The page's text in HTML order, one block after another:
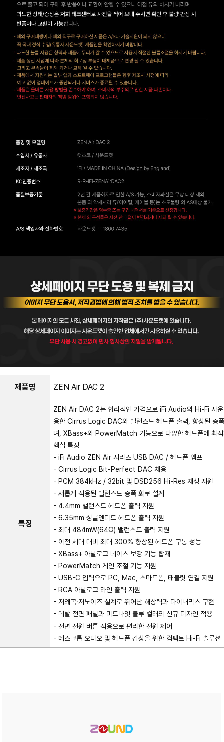
제품명 ZEN Air DAC 2
특징
ZEN Air DAC 2는 합리적인 가격으로 iFi Audio의 Hi-Fi 사
용한 Cirrus Logic DAC와 밸런스드 헤드폰 출력, 향상된 증
며, XBass+와 PowerMatch 기능으로 다양한 헤드폰에 최적
핵심 특징
- iFi Audio ZEN Air 시리즈 USB DAC / 헤드폰 앰프
- Cirrus Logic Bit-Perfect DAC 채용
- PCM 384kHz / 32bit 및 DSD256 Hi-Res 재생 지원
- 새롭게 적용된 밸런스드 증폭 회로 설계
- 4.4mm 밸런스드 헤드폰 출력 지원
- 6.35mm 싱글엔디드 헤드폰 출력 지원
- 최대 484mW(64Ω) 밸런스드 출력 지원
- 이전 세대 대비 최대 300% 향상된 헤드폰 구동 성능
- XBass+ 아날로그 베이스 보강 기능 탑재
- PowerMatch 게인 조절 기능 지원
- USB-C 입력으로 PC, Mac, 스마트폰, 태블릿 연결 지원
- RCA 아날로그 라인 출력 지원
- 저왜곡·저노이즈 설계로 뛰어난 해상력과 다이내믹스 구현
- 메탈 전면 패널과 미드나잇 블루 컬러의 신규 디자인 적용
- 전면 전원 버튼 적용으로 편리한 전원 제어
- 데스크톱 오디오 및 헤드폰 감상을 위한 컴팩트 Hi-Fi 솔루션